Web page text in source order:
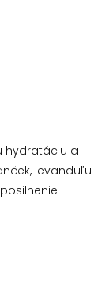
hydratáciu a
levanduľu